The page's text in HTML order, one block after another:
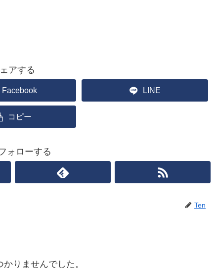
アする
Facebook LINE
コピー
ォローする
Ten
りませんでした。